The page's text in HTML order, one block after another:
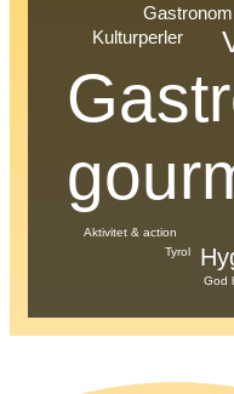
Kulturperler
Aktivitet & action
God
Tyrol